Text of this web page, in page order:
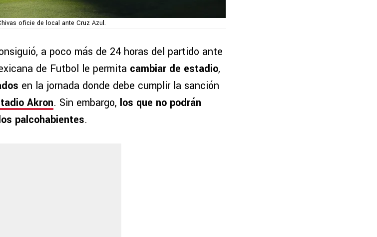
oficie de local ante Cruz Azul.
a poco más de 24 horas del partido ante
de Futbol le permita cambiar de estadio,
en la jornada donde debe cumplir la sanción
Akron. Sin embargo, los que no podrán
palcohabientes.